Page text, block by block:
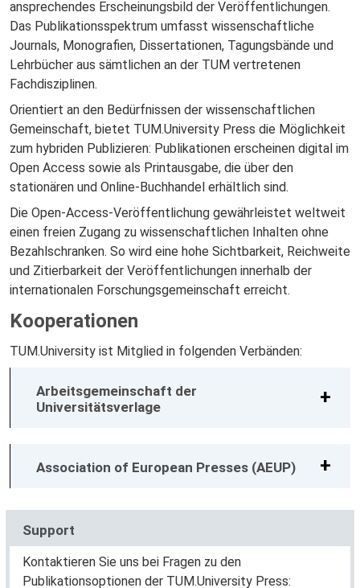
ansprechendes Erscheinungsbild der Veröffentlichungen.
Das Publikationsspektrum umfasst wissenschaftliche
Journals, Monografien, Dissertationen, Tagungsbände und
Lehrbücher aus sämtlichen an der TUM vertretenen
Fachdisziplinen.
Orientiert an den Bedürfnissen der wissenschaftlichen
Gemeinschaft, bietet TUM.University Press die Möglichkeit
zum hybriden Publizieren: Publikationen erscheinen digital im
Open Access sowie als Printausgabe, die über den
stationären und Online-Buchhandel erhältlich sind.
Die Open-Access-Veröffentlichung gewährleistet weltweit
einen freien Zugang zu wissenschaftlichen Inhalten ohne
Bezahlschranken. So wird eine hohe Sichtbarkeit, Reichweite
und Zitierbarkeit der Veröffentlichungen innerhalb der
internationalen Forschungsgemeinschaft erreicht.
Kooperationen
TUM.University ist Mitglied in folgenden Verbänden:
Arbeitsgemeinschaft der
Universitätsverlage
Association of European Presses (AEUP)
Support
Kontaktieren Sie uns bei Fragen zu den
Publikationsoptionen der TUM.University Press: